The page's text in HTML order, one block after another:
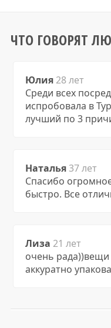
ЧТО ГОВОРЯТ
Юлия 28 лет
Среди всех
испробовала в
лучший по 3
Наталья37 лет
Спасибо
быстро. Все
Лиза 21 лет
очень рада))вещи
аккуратно